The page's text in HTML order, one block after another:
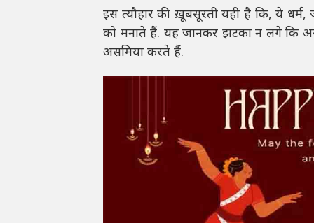
इस त्यौहार की ख़ूबसूरती यही है कि, ये
को मनाते हैं. यह जानकर झटका न लगे कि
असमिया करते हैं.